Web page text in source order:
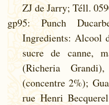
ZJ de Jarry; Téll.
gp95: Punch
Ingredients: Alcool
sucre de canne,
(Richeria
(concentre 2%);
rue Henri